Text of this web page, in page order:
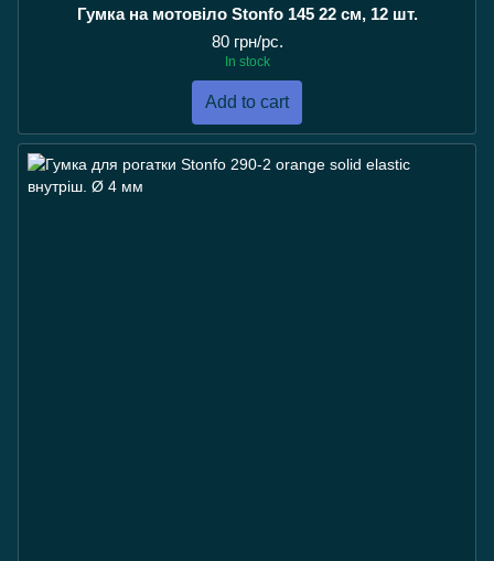
Гумка на мотовіло Stonfo 145 22 см, 12 шт.
80 грн/pc.
In stock
Add to cart